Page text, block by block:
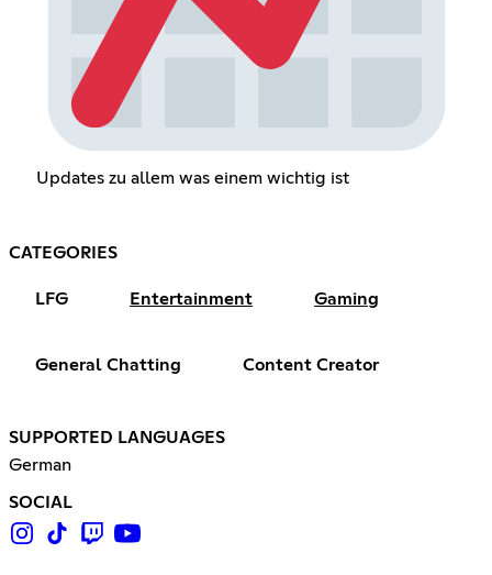
Updates zu allem was einem wichtig ist
CATEGORIES
LFG Entertainment Gaming
General Chatting Content Creator
SUPPORTED LANGUAGES
German
SOCIAL